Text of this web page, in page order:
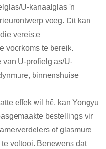
U-kanaalglas 'n
voeg. Dit kan
vereiste
voorkoms te bereik.
van U-profielglas/U-
binnenshuise
effek wil hê, kan Yongyu
bestellings vir
of glasmure
voltooi. Benewens dat